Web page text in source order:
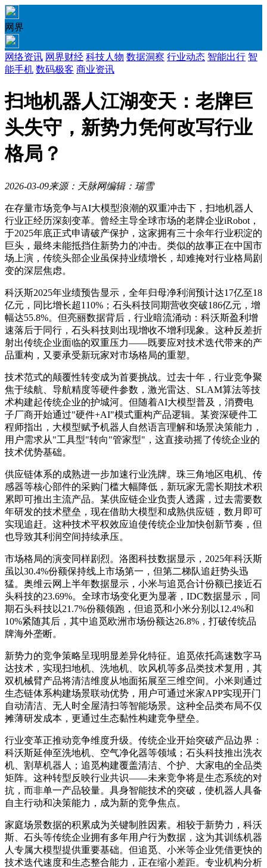
网界
网络资讯 网界财经 科技人物 数据洞察 行业动态 智能出行 智
能手机 数码极客 商业资讯
扫地机器人江湖变天：老牌巨
头失守，新势力凭何改写行业
格局？
2026-03-09来源：天脉网编辑：瑞雪
在存量市场竞争与AI大模型浪潮的双重冲击下，扫地机器人
行业正经历深刻变革。曾经主导全球市场的老牌企业iRobot，
于2025年底正式申请破产保护，这家拥有三十余年行业积淀的
巨头，最终未能抵挡住新势力的冲击。类似的故事正在中国市
场上演，传统头部企业虽保持业绩增长，却难掩对行业格局剧
变的深层焦虑。
科沃斯2025年业绩预告显示，全年归母净利润预计达17亿至18
亿元，同比增长超110%；石头科技同期营收突破186亿元，增
幅达55.8%。但亮丽数据背后，行业暗流涌动：科沃斯盈利增
速落后于同行，石头科技则出现增收不增利现象。这种反差折
射出传统企业面临的双重压力——既要应对技术迭代带来的产
品重构，又要承受新玩家对市场格局的重塑。
技术范式的颠覆性转变成为首要挑战。过去十年，行业竞争聚
焦于续航、导航精度等硬件参数，激光雷达、SLAM算法等技
术构建起传统企业的护城河。但随着AI大模型普及，消费电
子厂商开始通过"硬件+AI"模式重构产品逻辑。某资深硬件工
程师指出，大模型赋予机器人自然语言理解和场景决策能力，
用户需求从"工具型"转向"管家型"，这直接动摇了传统企业的
技术优势基础。
供应链体系的成熟进一步加速行业洗牌。珠三角地区电机、传
感器等核心部件的采购门槛大幅降低，新玩家无需长期技术积
累即可推出主流产品。某供应链企业负责人透露，过去需要数
年研发的技术壁垒，现在借助大模型和成熟供应链，数月即可
实现追赶。这种技术平权效应迫使传统企业加快创新节奏，但
也导致其利润空间持续承压。
市场格局的演变同样剧烈。洛图科技数据显示，2025年科沃斯
虽以30.4%份额保持线上市场第一，但第二梯队追赶势头迅
猛。奥维云网上半年数据显示，小米与追觅合计份额已接近石
头科技的23.69%。全球市场变化更为显著，IDC数据显示，同
期石头科技以21.7%份额领跑，但追觅和小米分别以12.4%和
10%紧随其后，其中追觅欧洲市场份额达26.8%，打破传统品
牌海外垄断。
新势力的竞争策略呈现明显差异化特征。追觅依托高速数字马
达技术，实现扫地机、洗地机、吹风机等多品类技术复用，其
双机械臂产品将清洁维度从地面拓展至三维空间。小米则通过
生态链体系构建场景联动优势，用户可通过米家APP实现开门
自动清洁、无人时全屋清扫等智能场景。这种全品类布局不仅
摊薄研发成本，更通过生态黏性构建竞争壁垒。
行业变革正推动竞争维度升级。传统企业开始突破产品边界：
科沃斯延伸至洗地机、空气净化器等领域；石头科技推出洗衣
机、割草机器人；追觅构建覆盖清洁、个护、大家电的全品类
矩阵。这种转型反映行业共识——未来竞争将是生态系统的对
抗，而非单一产品较量。具身智能技术的突破，使机器人具备
自主行动和决策能力，成为新的竞争焦点。
家庭场景数据的积累成为关键制胜因素。相较于新势力，科沃
斯、石头等传统企业拥有多年用户行为数据，这为其训练机器
人专属大模型提供重要基础。但追觅、小米等企业凭借更快的
技术迭代速度和生态整合能力，正在缩小差距。专业机构分析